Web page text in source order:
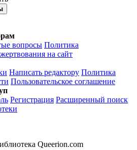
вопросы Политика
на сайт
Написать редактору Политика
Пользовательское соглашение
Регистрация Расширенный поиск
Queerion.com